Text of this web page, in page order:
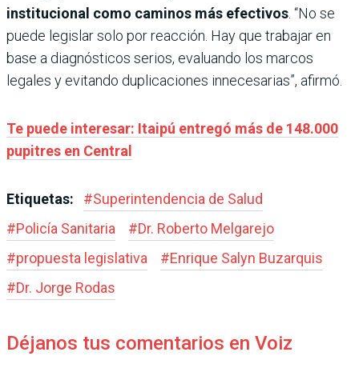
institucional como caminos más efectivos . “No se
puede legislar solo por reacción. Hay que trabajar en
base a diagnósticos serios, evaluando los marcos
legales y evitando duplicaciones innecesarias”, afirmó.
Te puede interesar: Itaipú entregó más de 148.000
pupitres en Central
Etiquetas: #Superintendencia de Salud
#Policía Sanitaria #Dr. Roberto Melgarejo
#propuesta legislativa #Enrique Salyn Buzarquis
#Dr. Jorge Rodas
Déjanos tus comentarios en Voiz